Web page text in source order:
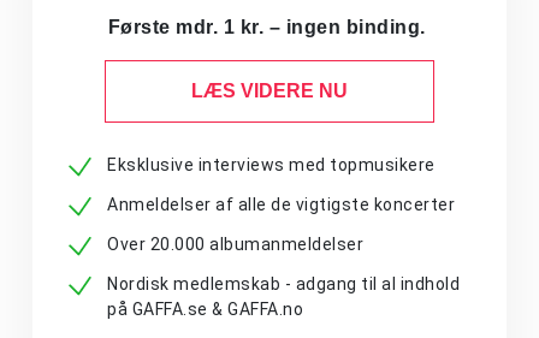
Første mdr. 1 kr. – ingen binding.
LÆS VIDERE NU
Eksklusive interviews med topmusikere
Anmeldelser af alle de vigtigste koncerter
Over 20.000 albumanmeldelser
Nordisk medlemskab - adgang til al indhold
på GAFFA.se & GAFFA.no